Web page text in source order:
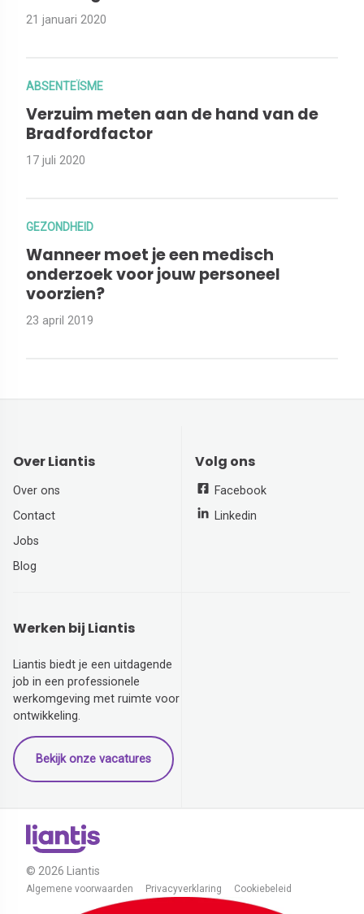
21 januari 2020
ABSENTEÏSME
Verzuim meten aan de hand van de
Bradfordfactor
17 juli 2020
GEZONDHEID
Wanneer moet je een medisch
onderzoek voor jouw personeel
voorzien?
23 april 2019
Over Liantis
Over ons
Contact
Jobs
Blog
Volg ons
Facebook
Linkedin
Werken bij Liantis
Liantis biedt je een uitdagende
job in een professionele
werkomgeving met ruimte voor
ontwikkeling.
Bekijk onze vacatures
© 2026 Liantis
Algemene voorwaarden Privacyverklaring Cookiebeleid